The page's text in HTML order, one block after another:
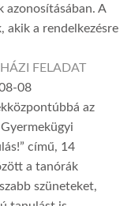
A
akik a rendelkezésre
FELADAT
08
az
című, 14
a tanórák
szüneteket,